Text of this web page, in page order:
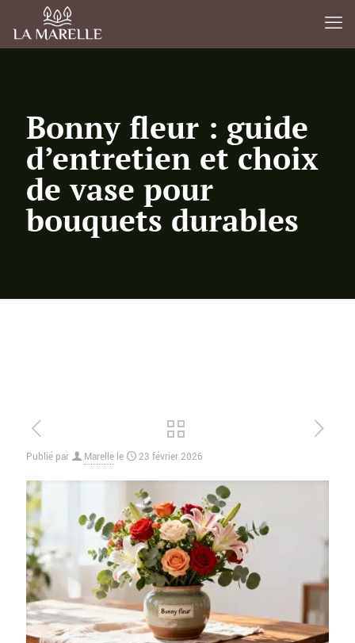
Bonny fleur : guide
d’entretien et choix
de vase pour
bouquets durables
Publié par Marelle le 23 février 2026